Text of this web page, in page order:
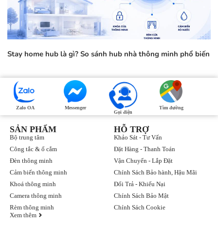
Stay home hub là gì? So sánh hub nhà thông minh phổ biến
Zalo OA
Messenger
Gọi điện
Tìm đường
HỖ TRỢ
Khảo Sát - Tư Vấn
Đặt Hàng - Thanh Toán
Vận Chuyển - Lắp Đặt
Chính Sách Bảo hành, Hậu Mãi
Đổi Trả - Khiếu Nại
Chính Sách Bảo Mật
Chính Sách Cookie
SẢN PHẨM
Bộ trung tâm
Công tắc & ổ cắm
Đèn thông minh
Cảm biến thông minh
Khoá thông minh
Camera thông minh
Rèm thông minh
Xem thêm